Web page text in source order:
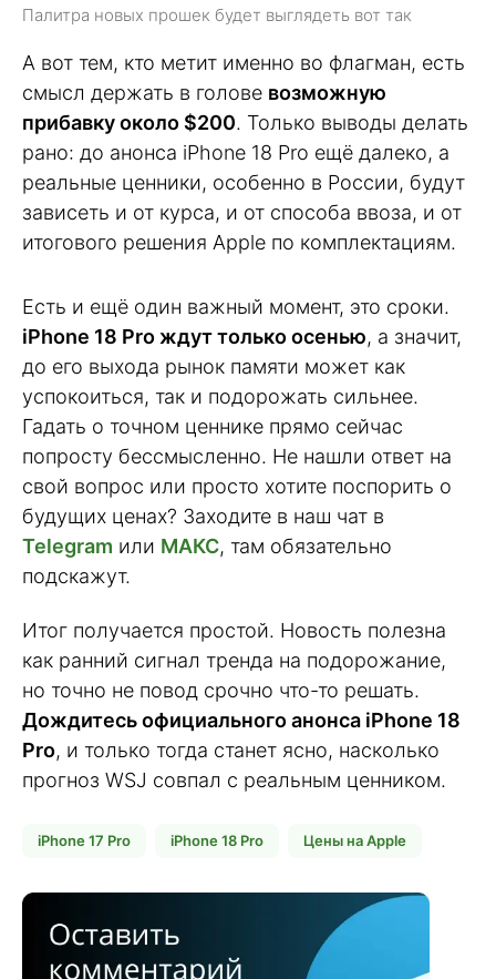
Палитра новых прошек будет выглядеть вот так
А вот тем, кто метит именно во флагман, есть
смысл держать в голове возможную
прибавку около $200. Только выводы делать
рано: до анонса iPhone 18 Pro ещё далеко, а
реальные ценники, особенно в России, будут
зависеть и от курса, и от способа ввоза, и от
итогового решения Apple по комплектациям.
Есть и ещё один важный момент, это сроки.
iPhone 18 Pro ждут только осенью, а значит,
до его выхода рынок памяти может как
успокоиться, так и подорожать сильнее.
Гадать о точном ценнике прямо сейчас
попросту бессмысленно. Не нашли ответ на
свой вопрос или просто хотите поспорить о
будущих ценах? Заходите в наш чат в
Telegram или МАКС, там обязательно
подскажут.
Итог получается простой. Новость полезна
как ранний сигнал тренда на подорожание,
но точно не повод срочно что-то решать.
Дождитесь официального анонса iPhone 18
Pro, и только тогда станет ясно, насколько
прогноз WSJ совпал с реальным ценником.
iPhone 17 Pro iPhone 18 Pro Цены на Apple